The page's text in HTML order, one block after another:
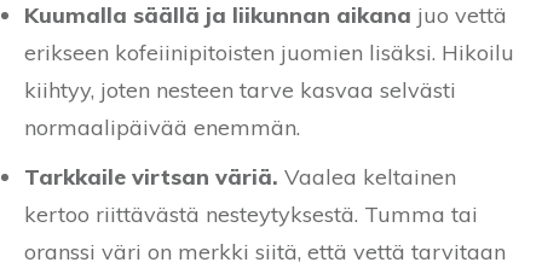
Kuumalla säällä ja liikunnan aikana juo vettä
erikseen kofeiinipitoisten juomien lisäksi. Hikoilu
kiihtyy, joten nesteen tarve kasvaa selvästi
normaalipäivää enemmän.
Tarkkaile virtsan väriä. Vaalea keltainen
kertoo riittävästä nesteytyksestä. Tumma tai
oranssi väri on merkki siitä, että vettä tarvitaan